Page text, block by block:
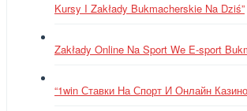
Kursy I Zakłady Bukmacherskie Na Dziś”
Zakłady Online Na Sport We E-sport
“1win Ставки На Спорт И Онлайн